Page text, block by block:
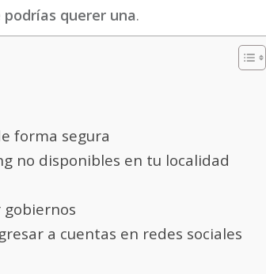
querer una.
forma segura
no disponibles en tu localidad
a cuentas en redes sociales